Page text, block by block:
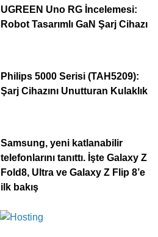
UGREEN Uno RG İncelemesi:
Robot Tasarımlı GaN Şarj Cihazı
Philips 5000 Serisi (TAH5209):
Şarj Cihazını Unutturan Kulaklık
Samsung, yeni katlanabilir
telefonlarını tanıttı. İşte Galaxy Z
Fold8, Ultra ve Galaxy Z Flip 8’e
ilk bakış